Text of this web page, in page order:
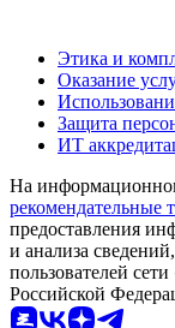
Этика и
Оказание
Защита
ИТ
На
рекомендательные
предоставления
и анализа
пользователей
Российской